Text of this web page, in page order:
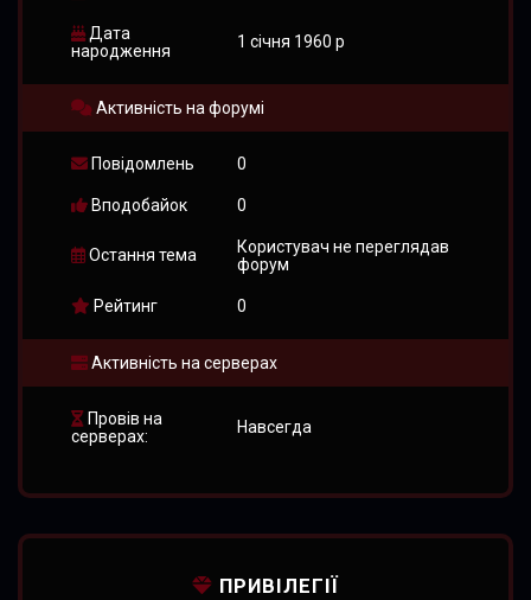
Дата
народження
1 січня 1960 р
Активність на форумі
Повідомлень 0
Вподобайок 0
Остання тема
Користувач не переглядав
форум
Рейтинг 0
Активність на серверах
Провів на
серверах:
Навсегда
ПРИВІЛЕГІЇ